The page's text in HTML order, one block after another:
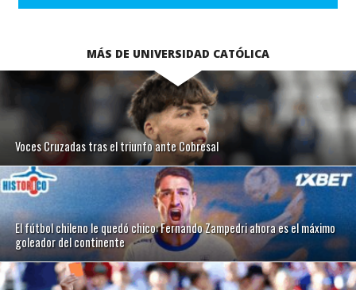
MÁS DE UNIVERSIDAD CATÓLICA
Voces Cruzadas tras el triunfo ante Cobresal
El fútbol chileno le quedó chico: Fernando Zampedri ahora es el máximo
goleador del continente